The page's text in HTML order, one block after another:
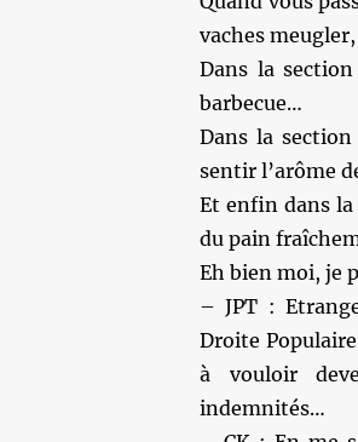
vaches
Dans la
barbecue…
Dans la
sentir l’arôme
Et enfin dans
du pain
Eh bien moi, je
– JPT :
Droite
à vouloir
indemnités…